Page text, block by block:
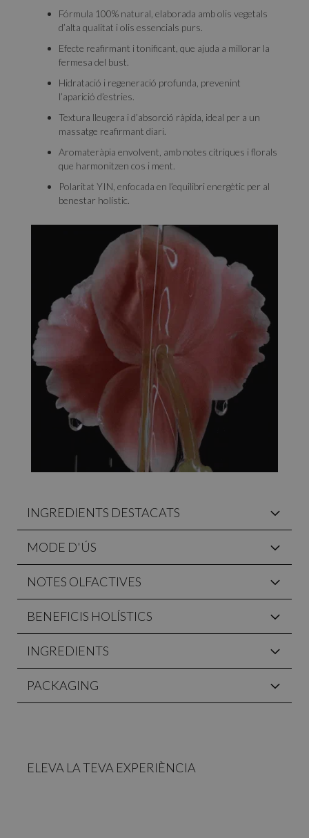
Fórmula 100% natural, elaborada amb olis vegetals
d’alta qualitat i olis essencials purs.
Efecte reafirmant i tonificant, que ajuda a millorar la
fermesa del bust.
Hidratació i regeneració profunda, prevenint
l’aparició d’estries.
Textura lleugera i d’absorció ràpida, ideal per a un
massatge reafirmant diari.
Aromateràpia envolvent, amb notes cítriques i florals
que harmonitzen cos i ment.
Polaritat YIN, enfocada en l’equilibri energètic per al
benestar holístic.
INGREDIENTS DESTACATS
MODE D'ÚS
NOTES OLFACTIVES
BENEFICIS HOLÍSTICS
INGREDIENTS
PACKAGING
ELEVA LA TEVA EXPERIÈNCIA